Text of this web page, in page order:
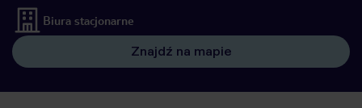
Biura stacjonarne
Znajdź na mapie